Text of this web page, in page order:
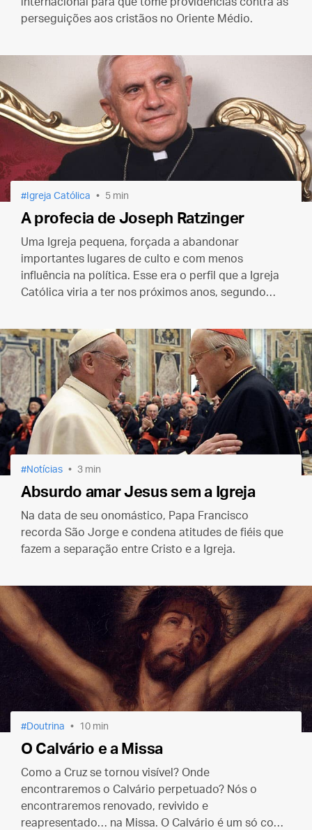
internacional para que tome providências contra as
perseguições aos cristãos no Oriente Médio.
Igreja Católica 5 min
A profecia de Joseph Ratzinger
Uma Igreja pequena, forçada a abandonar
importantes lugares de culto e com menos
influência na política. Esse era o perfil que a Igreja
Católica viria a ter nos próximos anos, segundo
Notícias 3 min
Absurdo amar Jesus sem a Igreja
Na data de seu onomástico, Papa Francisco
recorda São Jorge e condena atitudes de fiéis que
fazem a separação entre Cristo e a Igreja.
Doutrina 10 min
O Calvário e a Missa
Como a Cruz se tornou visível? Onde
encontraremos o Calvário perpetuado? Nós o
encontraremos renovado, revivido e
reapresentado… na Missa. O Calvário é um só com